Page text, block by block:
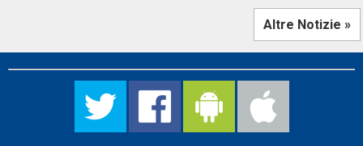
Altre Notizie »